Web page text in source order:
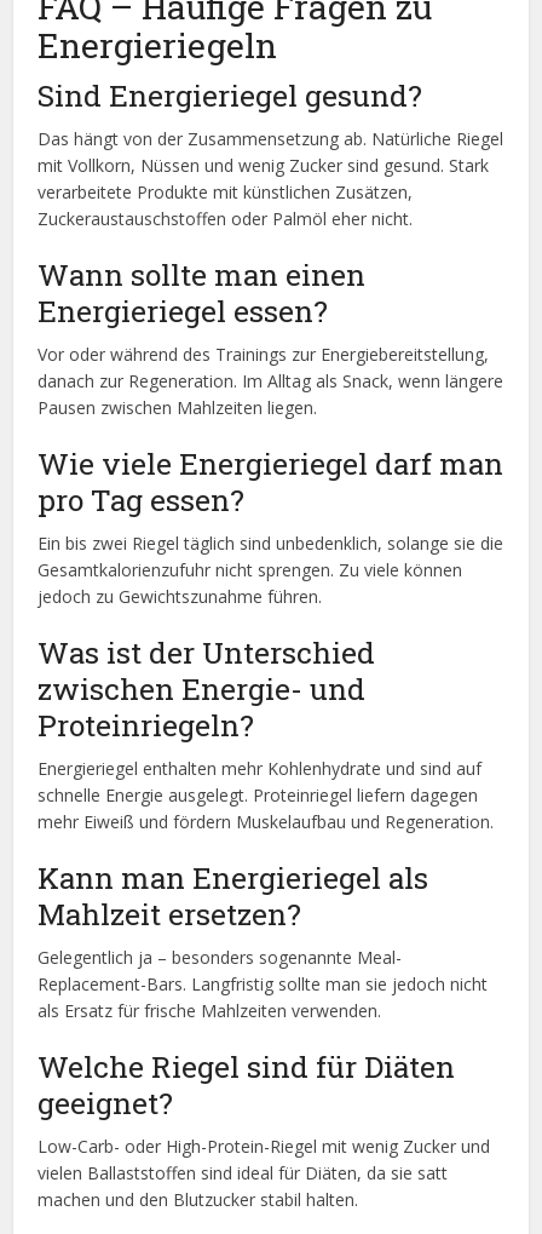
Energieriegeln
Sind Energieriegel gesund?
Das hängt von der Zusammensetzung ab. Natürliche Riegel
mit Vollkorn, Nüssen und wenig Zucker sind gesund. Stark
verarbeitete Produkte mit künstlichen Zusätzen,
Zuckeraustauschstoffen oder Palmöl eher nicht.
Wann sollte man einen
Energieriegel essen?
Vor oder während des Trainings zur Energiebereitstellung,
danach zur Regeneration. Im Alltag als Snack, wenn längere
Pausen zwischen Mahlzeiten liegen.
Wie viele Energieriegel darf man
pro Tag essen?
Ein bis zwei Riegel täglich sind unbedenklich, solange sie die
Gesamtkalorienzufuhr nicht sprengen. Zu viele können
jedoch zu Gewichtszunahme führen.
Was ist der Unterschied
zwischen Energie- und
Proteinriegeln?
Energieriegel enthalten mehr Kohlenhydrate und sind auf
schnelle Energie ausgelegt. Proteinriegel liefern dagegen
mehr Eiweiß und fördern Muskelaufbau und Regeneration.
Kann man Energieriegel als
Mahlzeit ersetzen?
Gelegentlich ja – besonders sogenannte Meal-
Replacement-Bars. Langfristig sollte man sie jedoch nicht
als Ersatz für frische Mahlzeiten verwenden.
Welche Riegel sind für Diäten
geeignet?
Low-Carb- oder High-Protein-Riegel mit wenig Zucker und
vielen Ballaststoffen sind ideal für Diäten, da sie satt
machen und den Blutzucker stabil halten.